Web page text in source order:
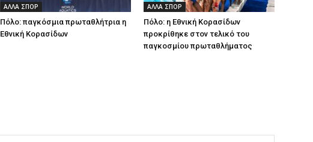
ΑΛΛΑ ΣΠΟΡ
Πόλο: παγκόσμια πρωταθλήτρια η
Εθνική Κορασίδων
ΑΛΛΑ ΣΠΟΡ
Πόλο: η Εθνική Κορασίδων
προκρίθηκε στον τελικό του
παγκοσμίου πρωταθλήματος